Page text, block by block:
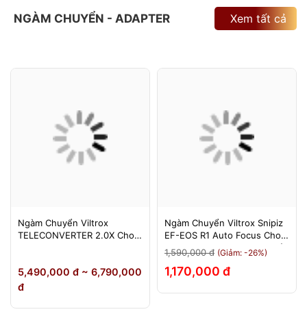
NGÀM CHUYỂN - ADAPTER Xem tất cả
Ngàm Chuyển Viltrox
TELECONVERTER 2.0X Cho
Tháng
5,490,000 đ ~ 6,790,000
đ
Ngàm Chuyển Viltrox Snipiz
EF-EOS R1 Auto Focus Cho
Canon EOS R/RP/R5/R6 - Bảo
Hành 12 Tháng 1 Đổi 1
1,590,000 đ (Giảm: -26%)
1,170,000 đ